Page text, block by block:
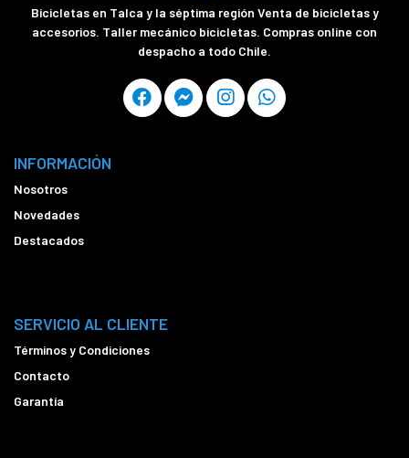
Bicicletas en Talca y la séptima región Venta de bicicletas y
accesorios. Taller mecánico bicicletas. Compras online con
despacho a todo Chile.
INFORMACIÓN
Nosotros
Novedades
Destacados
SERVICIO AL CLIENTE
Términos y Condiciones
Contacto
Garantía